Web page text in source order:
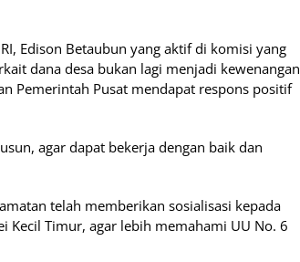
Edison Betaubun yang aktif di komisi yang
dana desa bukan lagi menjadi kewenangan
Pemerintah Pusat mendapat respons positif
agar dapat bekerja dengan baik dan
telah memberikan sosialisasi kepada
Kecil Timur, agar lebih memahami UU No. 6